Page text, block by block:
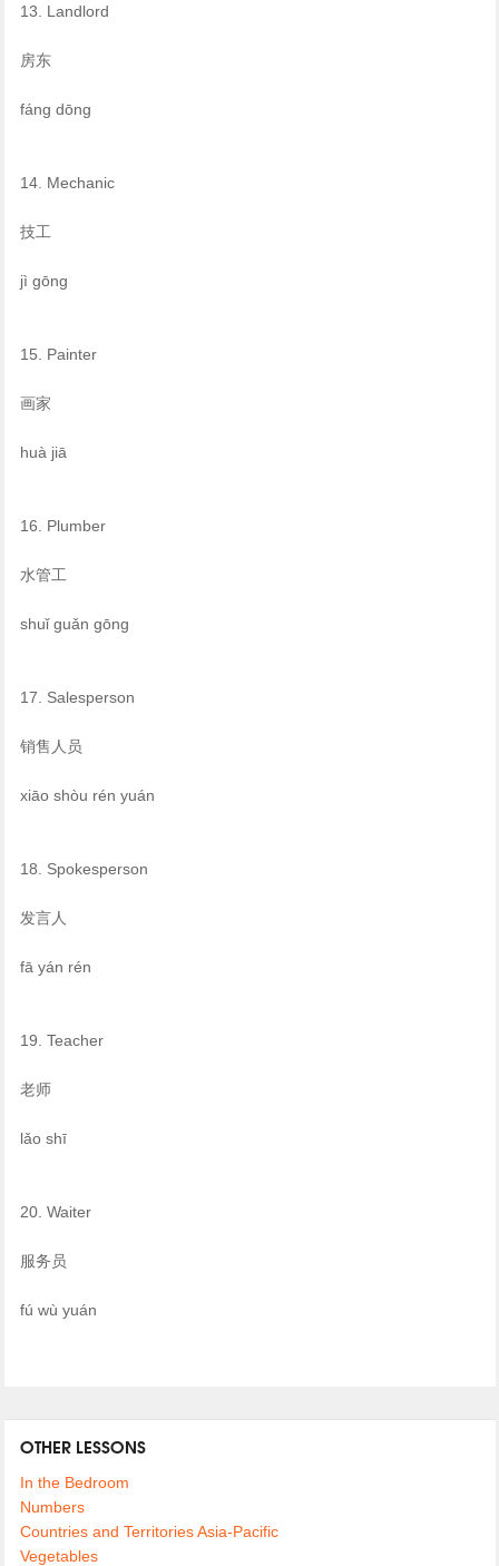
13. Landlord
房东
fáng dōng
14. Mechanic
技工
jì gōng
15. Painter
画家
huà jiā
16. Plumber
水管工
shuǐ guǎn gōng
17. Salesperson
销售人员
xiāo shòu rén yuán
18. Spokesperson
发言人
fā yán rén
19. Teacher
老师
lǎo shī
20. Waiter
服务员
fú wù yuán
OTHER LESSONS
In the Bedroom
Numbers
Countries and Territories Asia-Pacific
Vegetables